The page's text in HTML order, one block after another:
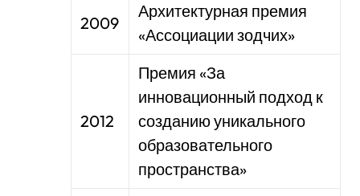
2009
Архитектурная премия
«Ассоциации зодчих»
2012
Премия «За
инновационный подход к
созданию уникального
образовательного
пространства»